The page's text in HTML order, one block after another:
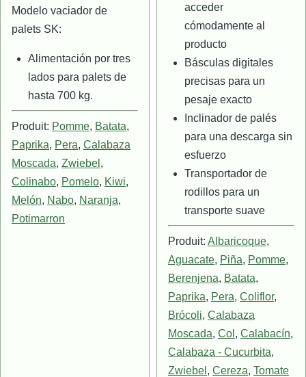
Modelo vaciador de
palets SK:
Alimentación por tres
lados para palets de
hasta 700 kg.
Produit: Pomme, Batata,
Paprika, Pera, Calabaza
Moscada, Zwiebel ,
Colinabo, Pomelo, Kiwi,
Melón, Nabo, Naranja,
Potimarron
acceder
cómodamente al
producto
Básculas digitales
precisas para un
pesaje exacto
Inclinador de palés
para una descarga sin
esfuerzo
Transportador de
rodillos para un
transporte suave
Produit: Albaricoque,
Aguacate, Piña, Pomme,
Berenjena, Batata,
Paprika, Pera, Coliflor,
Brócoli, Calabaza
Moscada, Col , Calabacín,
Calabaza - Cucurbita,
Zwiebel , Cereza, Tomate